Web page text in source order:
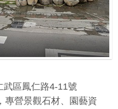
區鳳仁路4-11號
專營景觀石材、園藝資